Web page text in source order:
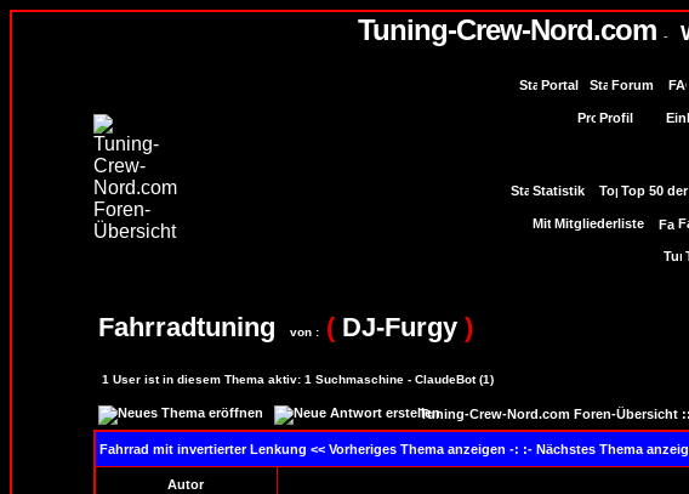
Tuning-Crew-Nord.com -
Portal Forum
Profil
Statistik Top 50
Mitgliederliste
Fahrradtuning von : ( DJ-Furgy)
1 User ist in diesem Thema aktiv: 1 Suchmaschine - ClaudeBot (1)
Tuning-Crew-Nord.com Foren-Übersicht::
Fahrrad mit invertierter Lenkung << Vorheriges Thema anzeigen -: :- Nächstes Thema
Autor